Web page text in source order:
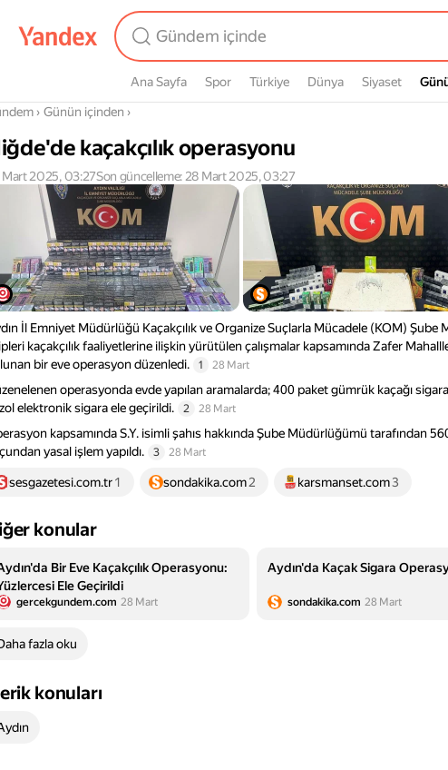
Ana Sayfa Spor Türkiye Dünya Siyaset
› Günün içinden ›
kaçakçılık operasyonu
Mart 2025, 03:27Son güncelleme: 28 Mart 2025, 03:27
İl Emniyet Müdürlüğü Kaçakçılık ve Organize Suçlarla Mücadele (KOM) Şube
kaçakçılık faaliyetlerine ilişkin yürütülen çalışmalar kapsamında Zafer
bir eve operasyon düzenledi.
1 28 Mart
operasyonda evde yapılan aramalarda; 400 paket gümrük kaçağı
elektronik sigara ele geçirildi.
2 28 Mart
kapsamında S.Y. isimli şahıs hakkında Şube Müdürlüğümü tarafından
yasal işlem yapıldı.
3 28 Mart
sesgazetesi.com.tr1 sondakika.com2 karsmanset.com3
konular
Bir Eve Kaçakçılık Operasyonu:
Ele Geçirildi
gercekgundem.com 28 Mart
Aydın'da Kaçak Sigara
sondakika.com 28 Mart
fazla oku
konuları